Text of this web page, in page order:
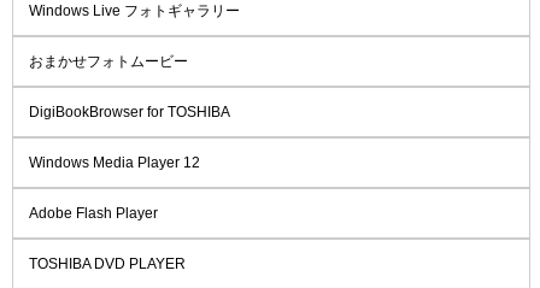
Windows Live フォトギャラリー
おまかせフォトムービー
DigiBookBrowser for TOSHIBA
Windows Media Player 12
Adobe Flash Player
TOSHIBA DVD PLAYER